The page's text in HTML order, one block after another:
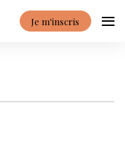
Je m'inscris